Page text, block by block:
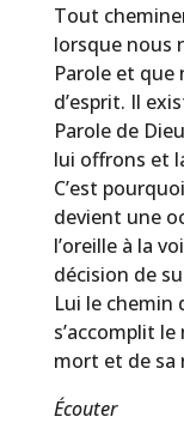
Tout
lorsque nous
Parole et que
d’esprit. Il
Parole de
lui offrons et
C’est
devient une
l’oreille à la
décision de
Lui le chemin
s’accomplit
mort et de sa
Écouter